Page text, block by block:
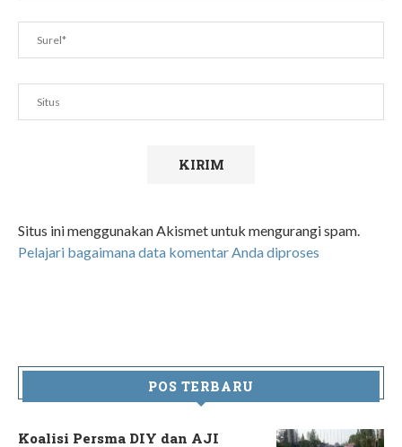
Situs ini menggunakan Akismet untuk mengurangi spam.
Pelajari bagaimana data komentar Anda diproses
POS TERBARU
Koalisi Persma DIY dan AJI